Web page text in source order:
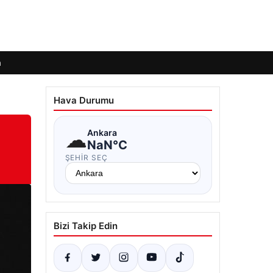
Hava Durumu
☁Ankara
NaN°C
ŞEHIR SEÇ
Bizi Takip Edin